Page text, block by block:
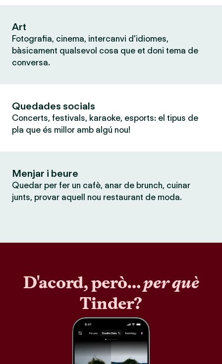
Art
Fotografia, cinema, intercanvi d'idiomes,
bàsicament qualsevol cosa que et doni tema de
conversa.
Quedades socials
Concerts, festivals, karaoke, esports: el tipus de
pla que és millor amb algú nou!
Menjar i beure
Quedar per fer un cafè, anar de brunch, cuinar
junts, provar aquell nou restaurant de moda.
D'acord, però…per què
Tinder?